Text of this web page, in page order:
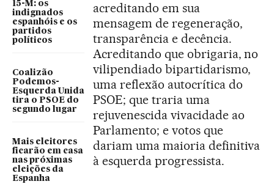
15-M: os
indignados
espanhóis e os
partidos
políticos
Coalizão
Podemos-
Esquerda Unida
tira o PSOE do
segundo lugar
Mais eleitores
ficarão em casa
nas próximas
eleições da
Espanha
acreditando em sua
mensagem de regeneração,
transparência e decência.
Acreditando que obrigaria, no
vilipendiado bipartidarismo,
uma reflexão autocrítica do
PSOE; que traria uma
rejuvenescida vivacidade ao
Parlamento; e votos que
dariam uma maioria definitiva
à esquerda progressista.